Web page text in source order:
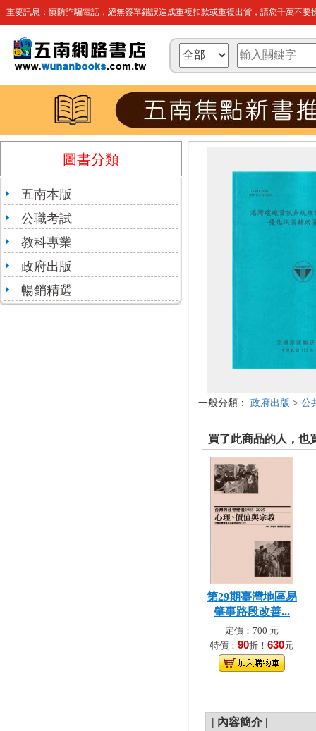
重要訊息：慎防詐騙電話，絕無簽單錯誤造成重複扣款或重複出貨，請您千萬不要
圖書分類
五南本版
公職考試
教科專業
政府出版
暢銷精選
一般分類： 政府出版 > 公
買了此商品的人，也
第29期臺灣地區易
肇事路段改善...
定價：700 元
特價： 90折！ 630元
| 內容簡介 |